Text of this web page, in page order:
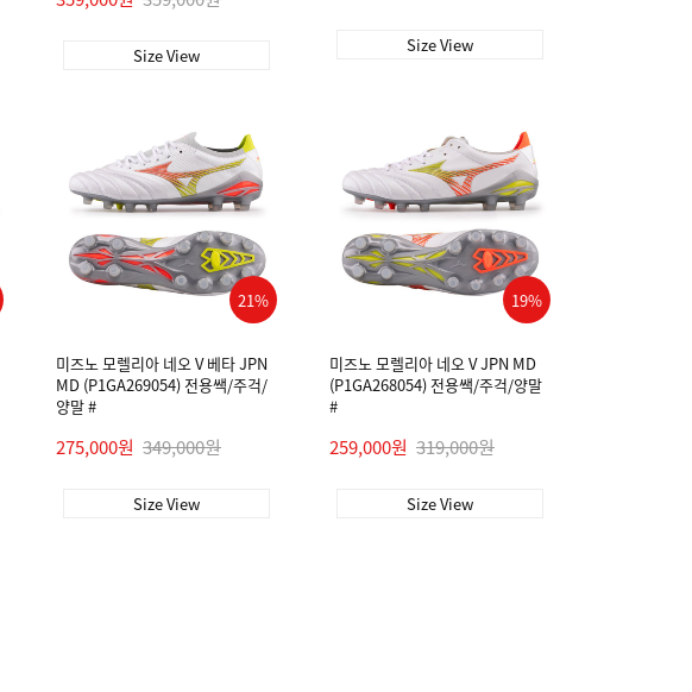
Size View Size View
21%
미즈노 모렐리아 네오 V 베타 JPN
MD (P1GA269054) 전용쌕/주걱/
양말 #
275,000원 349,000원
Size View
19%
미즈노 모렐리아 네오 V JPN MD
(P1GA268054) 전용쌕/주걱/양말
#
259,000원 319,000원
Size View